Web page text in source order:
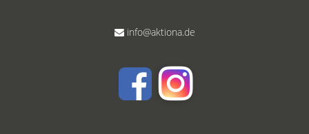
info@aktiona.de